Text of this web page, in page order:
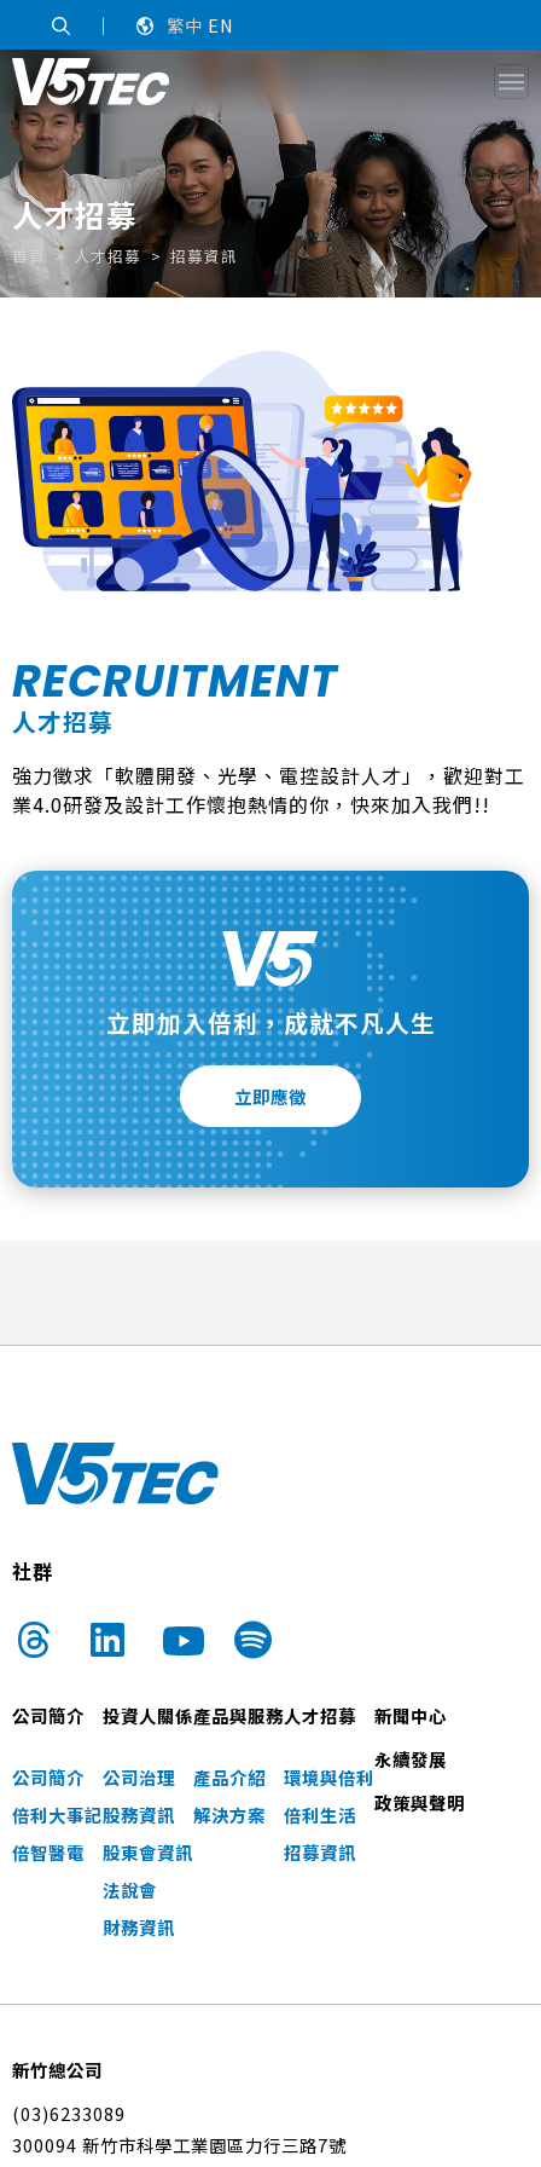
｜ 繁中 EN
人才招募
首頁 人才招募 招募資訊
RECRUITMENT
人才招募
強力徵求「軟體開發、光學、電控設計人才」，歡迎對工
業4.0研發及設計工作懷抱熱情的你，快來加入我們!!
立即加入倍利，成就不凡人生
立即應徵
社群
公司簡介
公司簡介
倍利大事記
倍智醫電
投資人關係
公司治理
股務資訊
股東會資訊
法說會
財務資訊
產品與服務
產品介紹
解決方案
人才招募
環境與倍利
倍利生活
招募資訊
新聞中心
永續發展
政策與聲明
新竹總公司
(03)6233089
300094 新竹市科學工業園區力行三路7號